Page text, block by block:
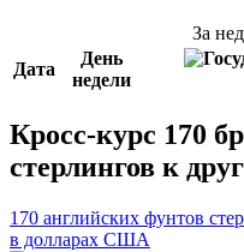
За
Дата
День
недели
Кросс-курс 170
стерлингов к
170 английских фунтов
в долларах США